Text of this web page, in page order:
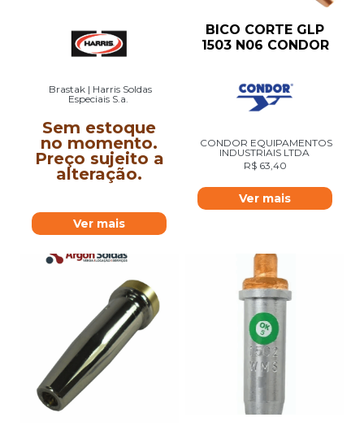
Brastak | Harris Soldas
Especiais S.a.
Sem estoque
no momento.
Preço sujeito a
alteração.
Ver mais
BICO CORTE GLP
1503 N06 CONDOR
CONDOR EQUIPAMENTOS
INDUSTRIAIS LTDA
R$63,40
Ver mais